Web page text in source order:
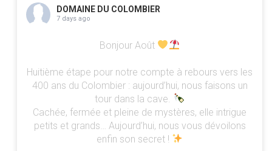
DOMAINE DU COLOMBIER
7 days ago
Bonjour Août
Huitième étape pour notre compte à rebours vers les
400 ans du Colombier : aujourd’hui, nous faisons un
tour dans la cave.
Cachée, fermée et pleine de mystères, elle intrigue
petits et grands… Aujourd’hui, nous vous dévoilons
enfin son secret !